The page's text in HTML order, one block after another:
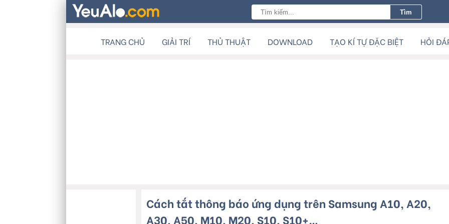
TRANG CHỦ GIẢI TRÍ THỦ THUẬT DOWNLOAD TẠO KÍ TỰ ĐẶC BIỆT HỎI
Cách tắt thông báo ứng dụng trên Samsung A10, A20,
A30, A50, M10, M20, S10, S10+…